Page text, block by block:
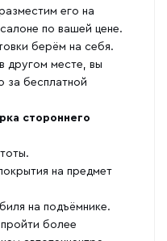
его на
по вашей цене.
берём на себя.
другом месте, вы
за бесплатной
стороннего
на предмет
на подъёмнике.
более